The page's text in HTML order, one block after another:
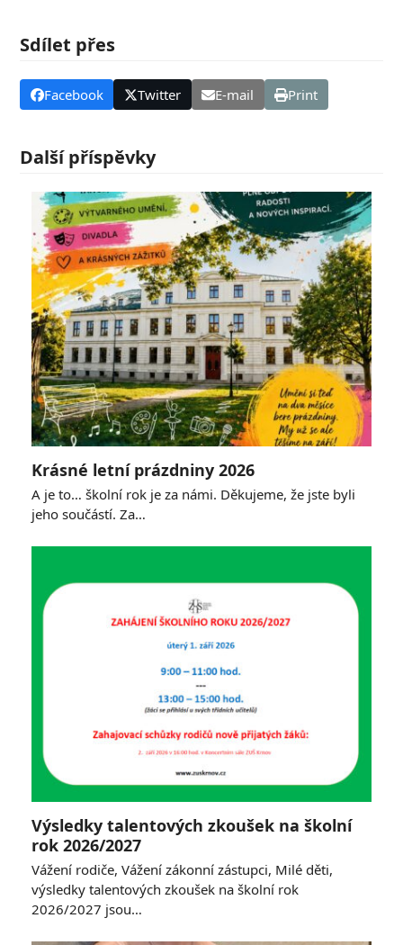
Sdílet přes
Facebook Twitter E-mail Print
Další příspěvky
Krásné letní prázdniny 2026
A je to… školní rok je za námi. Děkujeme, že jste byli
jeho součástí. Za…
Výsledky talentových zkoušek na školní
rok 2026/2027
Vážení rodiče, Vážení zákonní zástupci, Milé děti,
výsledky talentových zkoušek na školní rok
2026/2027 jsou…